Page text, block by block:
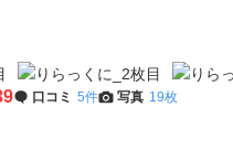
口コミ 5件 写真 19枚